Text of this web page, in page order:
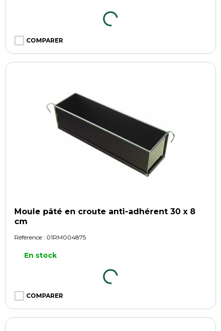
COMPARER
Moule pâté en croute anti-adhérent 30 x 8
cm
Référence : 01RM004875
En stock
COMPARER